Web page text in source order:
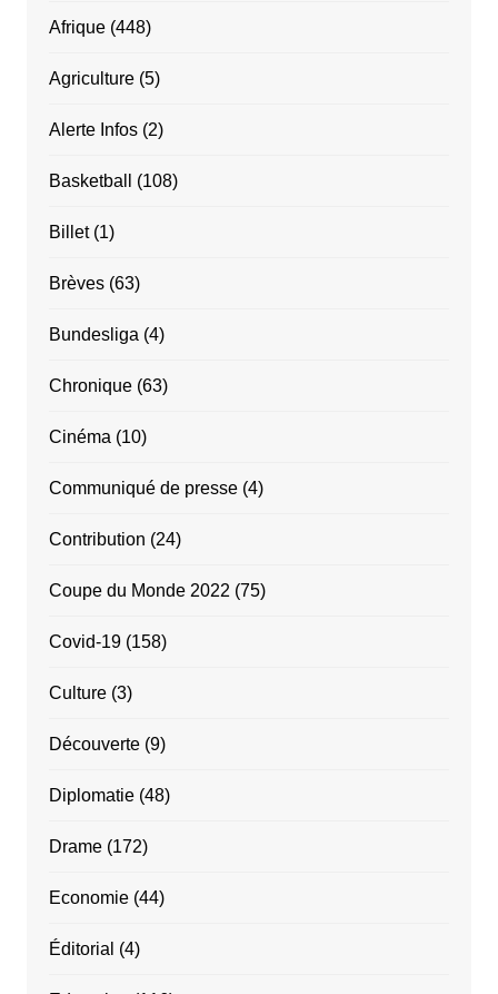
Afrique(448)
Agriculture(5)
Alerte Infos(2)
Basketball (108)
Billet(1)
Brèves(63)
Bundesliga (4)
Chronique(63)
Cinéma (10)
Communiqué de presse(4)
Contribution (24)
Coupe du Monde 2022 (75)
Covid-19(158)
Culture(3)
Découverte(9)
Diplomatie(48)
Drame(172)
Economie(44)
Éditorial (4)